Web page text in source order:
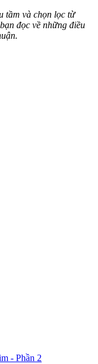
tầm và chọn lọc từ
đọc về những điều
- Phần 2